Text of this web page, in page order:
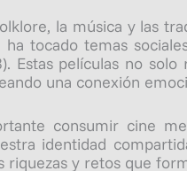
la música y las
tocado temas
Estas películas no
una conexión
consumir cine
identidad
y retos que